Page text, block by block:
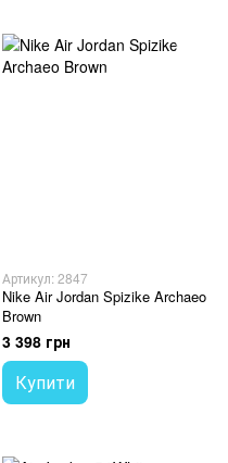
Артикул: 2847
Nike Air Jordan Spizike Archaeo
Brown
3 398 грн
Купити